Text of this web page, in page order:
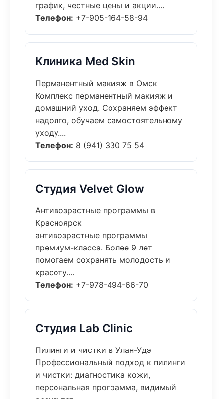
график, честные цены и акции....
Телефон: +7-905-164-58-94
Клиника Med Skin
Перманентный макияж в Омск
Комплекс перманентный макияж и
домашний уход. Сохраняем эффект
надолго, обучаем самостоятельному
уходу....
Телефон: 8 (941) 330 75 54
Студия Velvet Glow
Антивозрастные программы в
Красноярск
антивозрастные программы
премиум-класса. Более 9 лет
помогаем сохранять молодость и
красоту....
Телефон: +7-978-494-66-70
Студия Lab Clinic
Пилинги и чистки в Улан-Удэ
Профессиональный подход к пилинги
и чистки: диагностика кожи,
персональная программа, видимый